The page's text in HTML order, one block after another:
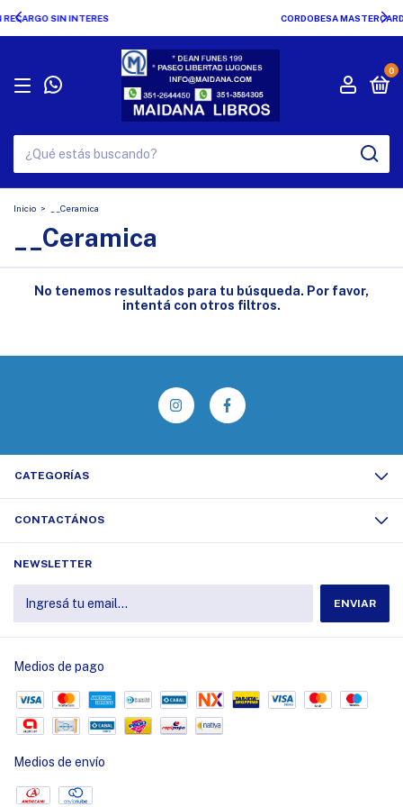
CORDOBESA MASTERCARD Y VISA TODAS LAS OPCIONES !!!
0
Inicio > __Ceramica
__Ceramica
No tenemos resultados para tu búsqueda. Por favor,
intentá con otros filtros.
CATEGORÍAS
CONTACTÁNOS
NEWSLETTER
Medios de pago
Medios de envío